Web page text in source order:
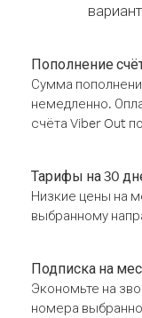
Пополнение
Сумма
немедленно.
счёта Viber Out
Тарифы на 30
Низкие цены на
выбранному
Подписка на
Экономьте на
номера